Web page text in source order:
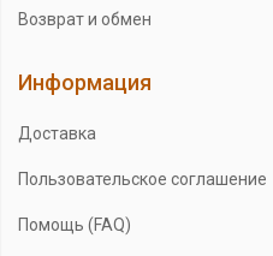
Возврат и обмен
Информация
Доставка
Пользовательское соглашение
Помощь (FAQ)